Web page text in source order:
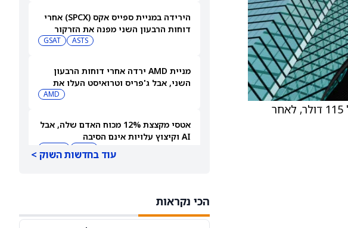
הירידה במניית ספייס אקס (SPCX) אחרי
דוחות הרבעון השני מפנה את הזרקור
לקרנות סל חלל עם חשיפה גבוהה
ASTS
GSAT
מניית AMD ירדה אחרי דוחות הרבעון
השני, אבל ג'פריס וטרואיסט העלו את
AMD
אטסי מקצצת 12% מכוח האדם שלה, אבל
AI וקיצוץ עלויות אינם הסיבה
מחיר היעד למניית אנבידיה (אנבידיה)
עוד בחדשות השוק >
הכי נקראות
Citi הורידו את דירוגה של Arcellx (ACLX) ל־דירוג החזקה מ”קנייה” ושמרו על מחיר יעד של 115 דולר, לאחר